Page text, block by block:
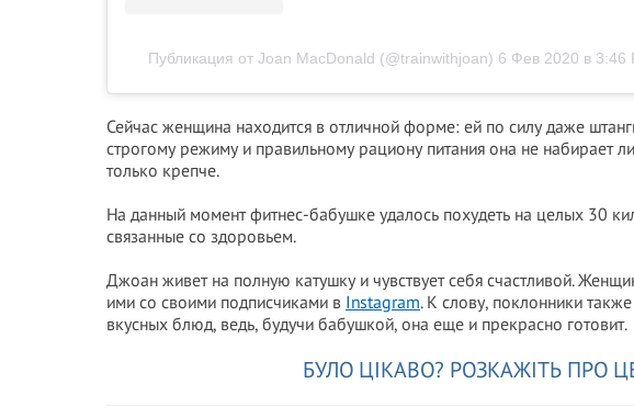
Публикация от Joan MacDonald (@trainwithjoan) 6 Фев 2020 в 3:46
Сейчас женщина находится в отличной форме: ей по силу даже
строгому режиму и правильному рациону питания она не набирает
только крепче.
На данный момент фитнес-бабушке удалось похудеть на целых 30
связанные со здоровьем.
Джоан живет на полную катушку и чувствует себя счастливой.
ими со своими подписчиками в Instagram. К слову, поклонники
вкусных блюд, ведь, будучи бабушкой, она еще и прекрасно готовит.
БУЛО ЦІКАВО? РОЗКАЖІТЬ ПРО